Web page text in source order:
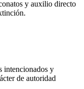
y auxilio directo
intencionados y
de autoridad